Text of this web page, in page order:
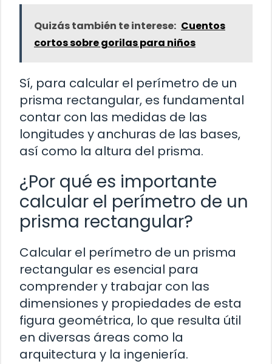
Quizás también te interese: Cuentos
cortos sobre gorilas para niños
Sí, para calcular el perímetro de un
prisma rectangular, es fundamental
contar con las medidas de las
longitudes y anchuras de las bases,
así como la altura del prisma.
¿Por qué es importante
calcular el perímetro de un
prisma rectangular?
Calcular el perímetro de un prisma
rectangular es esencial para
comprender y trabajar con las
dimensiones y propiedades de esta
figura geométrica, lo que resulta útil
en diversas áreas como la
arquitectura y la ingeniería.